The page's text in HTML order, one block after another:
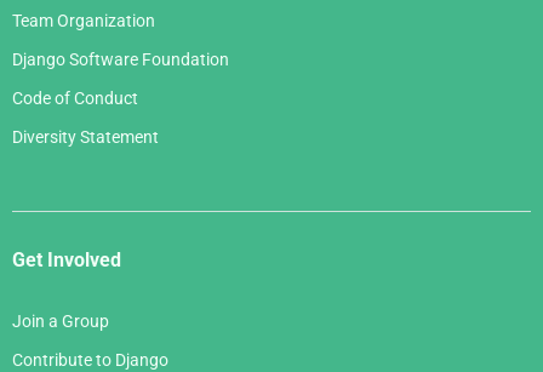
Team Organization
Django Software Foundation
Code of Conduct
Diversity Statement
Get Involved
Join a Group
Contribute to Django